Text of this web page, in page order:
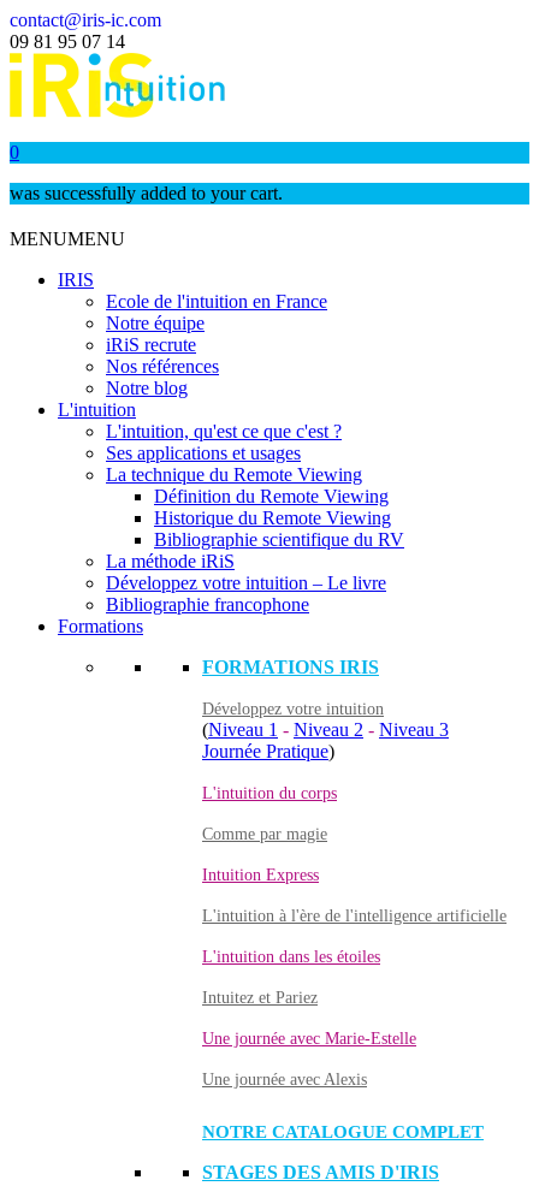
contact@iris-ic.com
09 81 95 07 14
0
was successfully added to your cart.
MENUMENU
IRIS
Ecole de l'intuition en France
Notre équipe
iRiS recrute
Nos références
Notre blog
L'intuition
L'intuition, qu'est ce que c'est ?
Ses applications et usages
La technique du Remote Viewing
Définition du Remote Viewing
Historique du Remote Viewing
Bibliographie scientifique du RV
La méthode iRiS
Développez votre intuition – Le livre
Bibliographie francophone
Formations
FORMATIONS IRIS
Développez votre intuition
(Niveau 1 - Niveau 2 - Niveau 3
Journée Pratique)
L'intuition du corps
Comme par magie
Intuition Express
L'intuition à l'ère de l'intelligence artificielle
L'intuition dans les étoiles
Intuitez et Pariez
Une journée avec Marie-Estelle
Une journée avec Alexis
NOTRE CATALOGUE COMPLET
STAGES DES AMIS D'IRIS